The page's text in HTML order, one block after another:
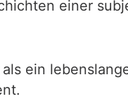
einer
ein